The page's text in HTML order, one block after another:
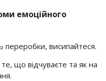
емоційного
переробки, висипайтеся.
що відчуваєте та як на